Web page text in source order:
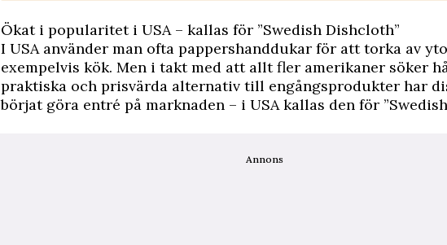
Ökat i popularitet i USA – kallas för ”Swedish Dishcloth”
I USA använder man ofta pappershanddukar för att torka av
exempelvis kök. Men i takt med att allt fler amerikaner söker
praktiska och prisvärda alternativ till engångsprodukter har
börjat göra entré på marknaden – i USA kallas den för
Annons